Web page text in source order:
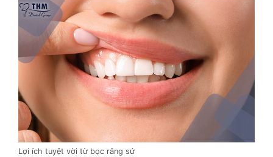
Lợi ích tuyệt vời từ bọc răng sứ